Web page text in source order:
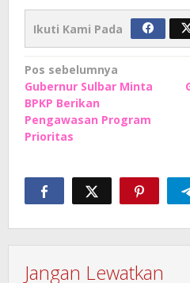
Ikuti Kami Pada
Navigasi
pos
Pos sebelumnya
Gubernur Sulbar Minta
BPKP Berikan
Pengawasan Program
Prioritas
Jangan Lewatkan